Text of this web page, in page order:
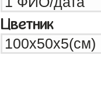
Цветник